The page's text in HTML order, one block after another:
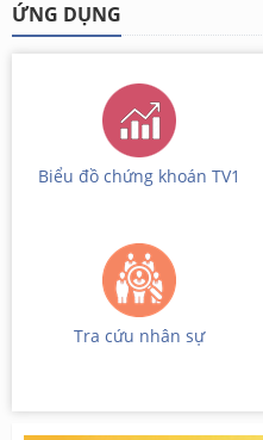
ỨNG DỤNG
Biểu đồ chứng khoán TV1
Tra cứu nhân sự